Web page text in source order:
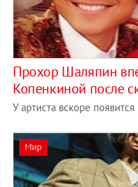
Прохор Шаляпин
Копенкиной после
У артиста вскоре
Мир